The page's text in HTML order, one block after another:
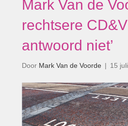
Mark Van de
rechtsere
antwoord niet’
Door Mark Van de Voorde | 15